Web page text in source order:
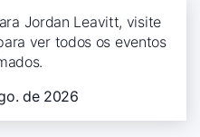
Jordan Leavitt, visite
ver todos os eventos
de 2026